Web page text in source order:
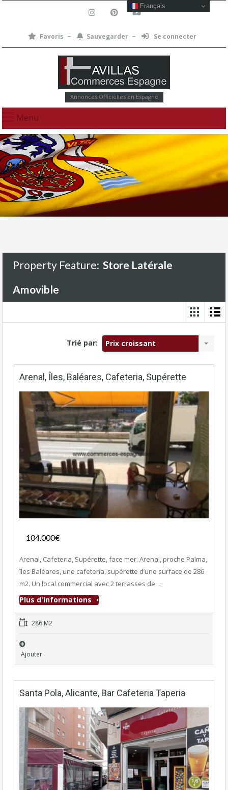
Favoris Sauvegarder Se connecter
Annonces Officielles en Espagne
Menu
Property Feature: Store Latérale
Amovible
Trié par: Prix croissant
Arenal, Îles, Baléares, Cafeteria, Supérette
Fonds de commerce
104.000€
Arenal, Cafeteria, Supérette, face mer. Arenal, proche Palma,
îles Baléares, une cafeteria, supérette d’une surface de 286
m2. Un local commercial avec 2 terrasses de…
Plus d'informations
286 M2
Ajouter
Santa Pola, Alicante, Bar Cafeteria Taperia
Français